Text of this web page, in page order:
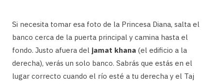
Si necesita tomar esa foto de la Princesa Diana, salta el
banco cerca de la puerta principal y camina hasta el
fondo. Justo afuera del jamat khana (el edificio a la
derecha), verás un solo banco. Sabrás que estás en el
lugar correcto cuando el río esté a tu derecha y el Taj